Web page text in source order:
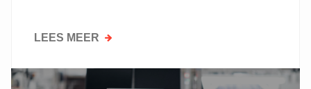
LEES MEER OVER
TROTS